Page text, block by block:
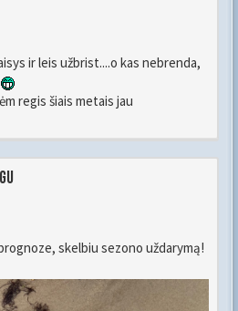
ir leis užbrist....o kas nebrenda,
regis šiais metais jau
skelbiu sezono uždarymą!